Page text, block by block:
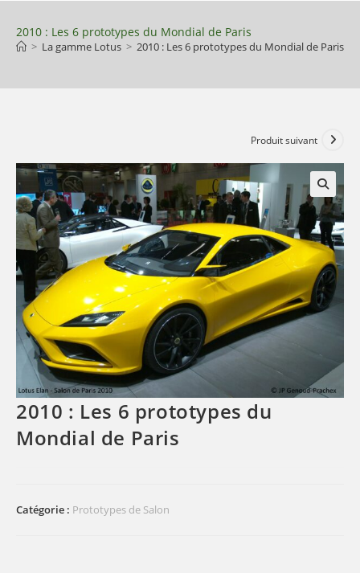
content
2010 : Les 6 prototypes du Mondial de Paris
> La gamme Lotus > 2010 : Les 6 prototypes du Mondial de Paris
Produit suivant
🔍
2010 : Les 6 prototypes du
Mondial de Paris
Catégorie : Prototypes de Salon